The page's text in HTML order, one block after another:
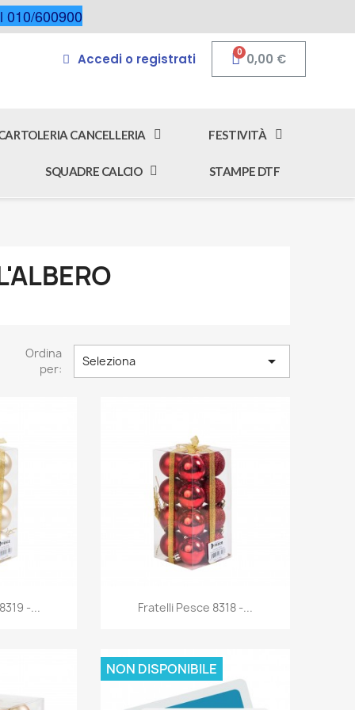
010/600900
Accedi o registrati 0,00 €
CANCELLERIA FESTIVITÀ
SQUADRE CALCIO STAMPE DTF
Ordina
per:
Seleziona 
-... Anteprima
Fratelli Pesce 8318 -...
NON DISPONIBILE